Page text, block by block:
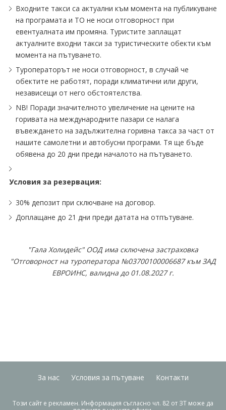
Входните такси са актуални към момента на публикуване
на програмата и ТО не носи отговорност при
евентуалната им промяна. Туристите заплащат
актуалните входни такси за туристическите обекти към
момента на пътуването.
Туроператорът не носи отговорност, в случай че
обектите не работят, поради климатични или други,
независещи от него обстоятелства.
NB! Поради значителното увеличение на цените на
горивата на международните пазари се налага
въвеждането на задължителна горивна такса за част от
нашите самолетни и автобусни програми. Тя ще бъде
обявена до 20 дни преди началото на пътуването.
Условия за резервация:
30% депозит при сключване на договор.
Доплащане до 21 дни преди датата на отпътуване.
"Гала Холидейс" ООД има сключена застраховка
"Отговорност на туроператора №03700100006687 към ЗАД
ЕВРОИНС, валидна до 01.08.2027 г.
За нас Условия за пътуване Контакти
Този сайт е рекламен. Информация съгласно чл. 82 от ЗТ може да